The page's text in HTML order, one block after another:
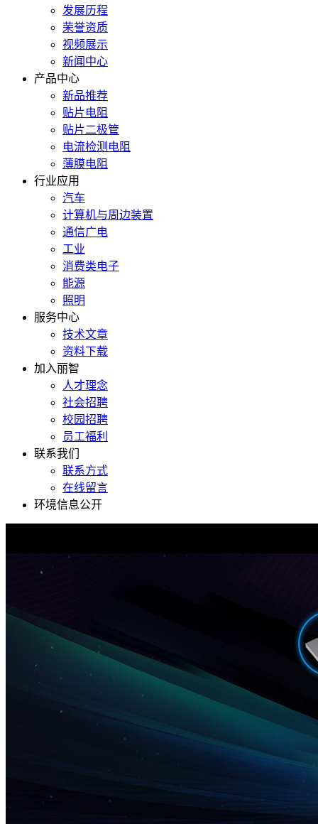
发展历程
荣誉资质
视频展示
新闻中心
产品中心
新品推荐
贴片电阻
贴片二极管
电流检测电阻
薄膜电阻
行业应用
汽车
计算机与周边装置
通信广电
工业
消费类电子
能源
照明
服务中心
技术文章
资料下载
加入丽智
人才理念
社会招聘
校园招聘
员工福利
联系我们
联系方式
在线留言
环境信息公开